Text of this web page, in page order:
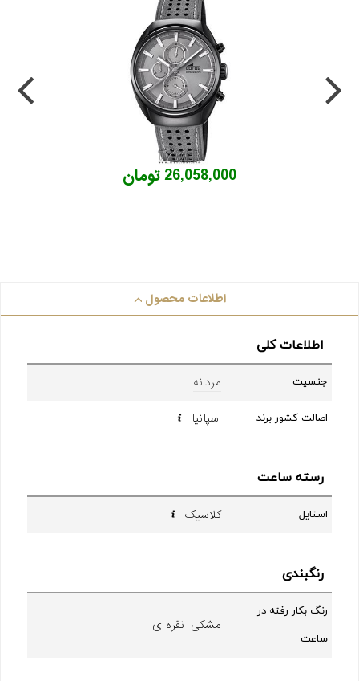
26,058,000 تومان
اطلاعات محصول
اطلاعات کلی
جنسیت مردانه
اصالت کشور برند اسپانیا
رسته ساعت
استایل کلاسیک
رنگبندی
رنگ بکار رفته در
ساعت
مشکی نقره ای